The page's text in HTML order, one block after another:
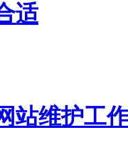
适
站维护工